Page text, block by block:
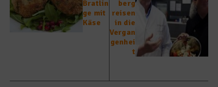
Bratlin
ge mit
Käse
berg
reisen
in die
Vergan
genhei
t